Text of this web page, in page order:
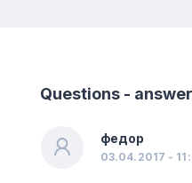
Questions -
федор
03.04.2017 -